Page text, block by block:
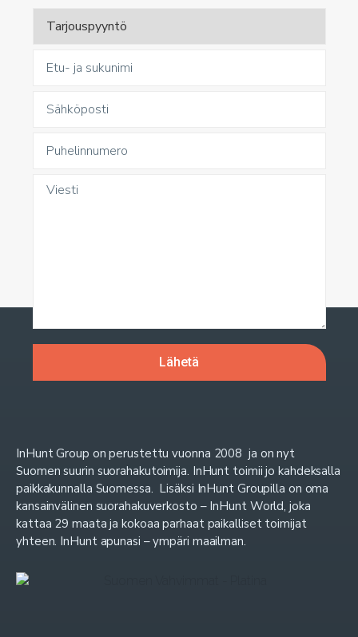
InHunt Group on perustettu vuonna 2008 ja on nyt
Suomen suurin suorahakutoimija. InHunt toimii jo kahdeksalla
paikkakunnalla Suomessa. Lisäksi InHunt Groupilla on oma
kansainvälinen suorahakuverkosto – InHunt World, joka
kattaa 29 maata ja kokoaa parhaat paikalliset toimijat
yhteen. InHunt apunasi – ympäri maailman.